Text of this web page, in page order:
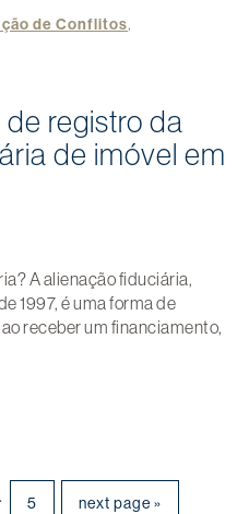
de Conflitos,
registro da
de imóvel em
A alienação fiduciária,
1997, é uma forma de
receber um financiamento,
5 next page »